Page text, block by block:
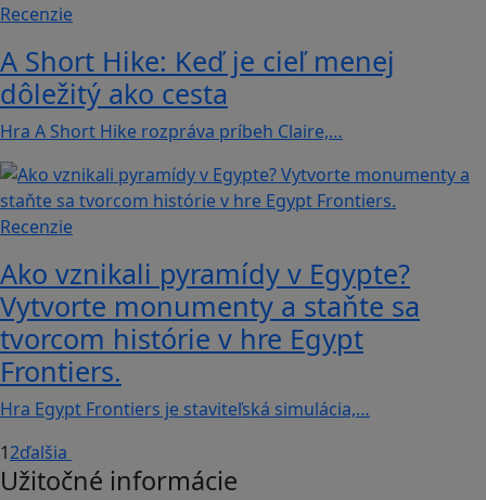
Recenzie
A Short Hike: Keď je cieľ menej
dôležitý ako cesta
Hra A Short Hike rozpráva príbeh Claire,…
Recenzie
Ako vznikali pyramídy v Egypte?
Vytvorte monumenty a staňte sa
tvorcom histórie v hre Egypt
Frontiers.
Hra Egypt Frontiers je staviteľská simulácia,…
12ďalšia
Užitočné informácie